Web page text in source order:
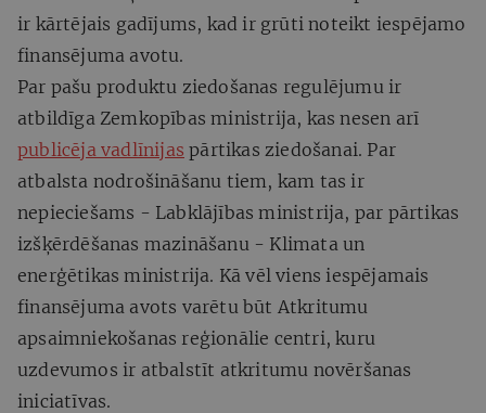
ir kārtējais gadījums, kad ir grūti noteikt iespējamo
finansējuma avotu.
Par pašu produktu ziedošanas regulējumu ir
atbildīga Zemkopības ministrija, kas nesen arī
publicēja vadlīnijas pārtikas ziedošanai. Par
atbalsta nodrošināšanu tiem, kam tas ir
nepieciešams - Labklājības ministrija, par pārtikas
izšķērdēšanas mazināšanu - Klimata un
enerģētikas ministrija. Kā vēl viens iespējamais
finansējuma avots varētu būt Atkritumu
apsaimniekošanas reģionālie centri, kuru
uzdevumos ir atbalstīt atkritumu novēršanas
iniciatīvas.